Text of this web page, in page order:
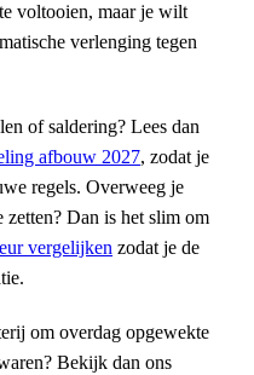
voltooien, maar je wilt
verlenging tegen
of saldering? Lees dan
afbouw 2027, zodat je
regels. Overweeg je
zetten? Dan is het slim om
vergelijken zodat je de
om overdag opgewekte
Bekijk dan ons